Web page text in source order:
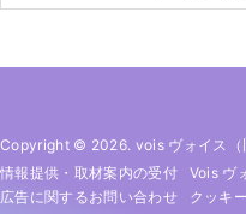
Copyright © 2026. vois ヴォイス（
情報提供・取材案内の受付
Vois ヴ
広告に関するお問い合わせ
クッキ